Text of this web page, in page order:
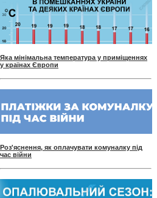
Яка мінімальна температура у приміщеннях
у країнах Європи
Роз'яснення, як оплачувати комуналку під
час війни